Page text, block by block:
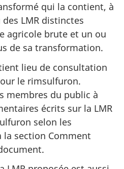
qui la contient, à
LMR distinctes
agricole brute et un ou
de sa transformation.
lieu de consultation
le rimsulfuron.
membres du public à
écrits sur la LMR
selon les
section Comment